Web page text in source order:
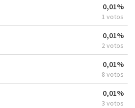
0,01%
1 votos
0,01%
2 votos
0,01%
8 votos
0,01%
3 votos